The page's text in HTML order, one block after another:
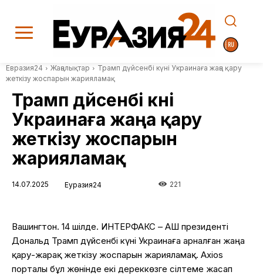
Евразия24 Жаңалықтар
Трамп дүйсенбі күні Украинаға жаңа қару
жеткізу жоспарын жарияламақ
Трамп дүйсенбі күні
Украинаға жаңа қару
жеткізу жоспарын
жарияламақ
14.07.2025 Еуразия24 221
Вашингтон. 14 шілде. ИНТЕРФАКС – АҚШ президенті
Дональд Трамп дүйсенбі күні Украинаға арналған жаңа
қару-жарақ жеткізу жоспарын жарияламақ. Axios
порталы бұл жөнінде екі дереккөзге сілтеме жасап